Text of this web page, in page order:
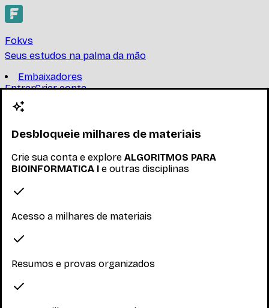
Fokvs
Seus estudos na palma da mão
Embaixadores
EntrarCriar conta
Criar conta
ALGORITMOS PARA
BIOINFORMATICA I
UNIVERSIDADE FEDERAL DE MINAS GERAIS
PARA BIOINFORMATICA I
Nenhum inscrito ainda
Materiais
Explore os materiais disponíveis
Desbloqueie milhares de materiais
Crie sua conta e explore ALGORITMOS PARA
BIOINFORMATICA I e outras disciplinas
Acesso a milhares de materiais
Resumos e provas organizados